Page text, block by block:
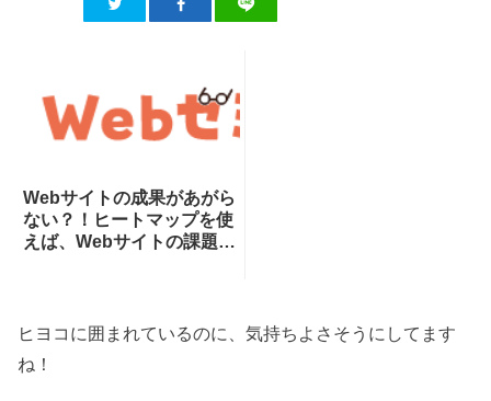
Webサイトの成果があがら
ない？！ヒートマップを使
えば、Webサイトの課題が
ヒヨコに囲まれているのに、気持ちよさそうにしてます
ね！